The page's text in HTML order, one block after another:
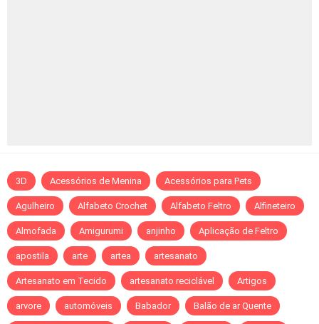
3D Acessórios de Menina Acessórios para Pets
Agulheiro Alfabeto Crochet Alfabeto Feltro Alfineteiro
Almofada Amigurumi anjinho Aplicação de Feltro
apostila arte artea artesanato
Artesanato em Tecido artesanato reciclável Artigos
arvore automóveis Babador Balão de ar Quente